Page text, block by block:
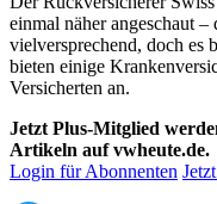
einmal näher angeschaut
vielversprechend, doch es
bieten einige
Versicherten an.
Jetzt Plus-Mitglied
Artikeln auf vwheute.de.
Login für Abonnenten